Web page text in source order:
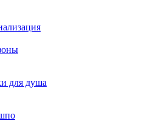
для душа